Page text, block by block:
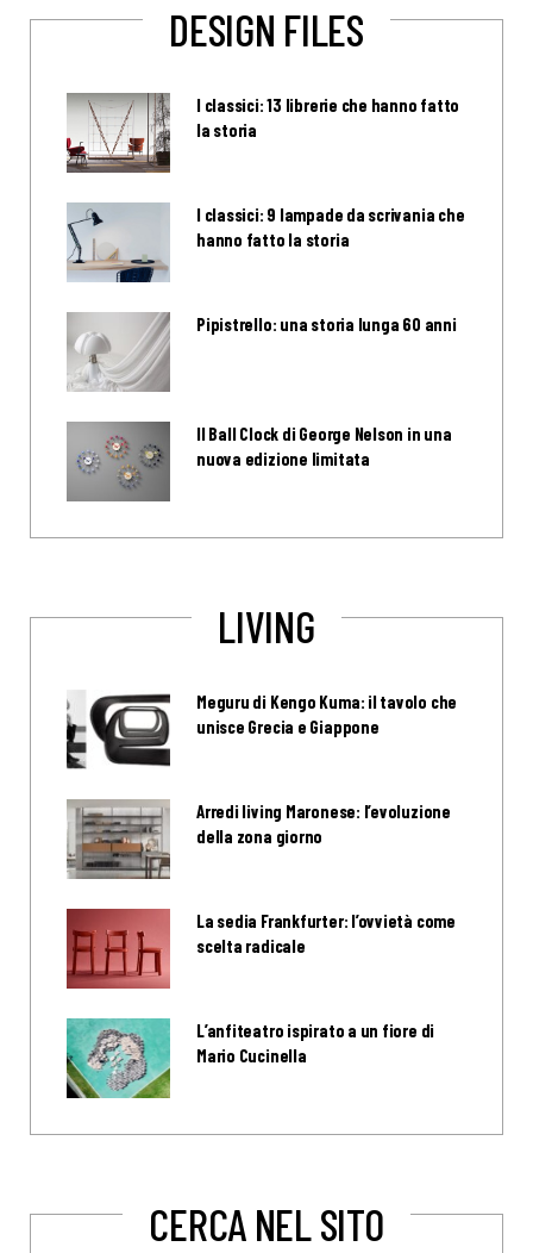
DESIGN FILES
I classici: 13 librerie che hanno fatto
la storia
I classici: 9 lampade da scrivania che
hanno fatto la storia
Pipistrello: una storia lunga 60 anni
Il Ball Clock di George Nelson in una
nuova edizione limitata
LIVING
Meguru di Kengo Kuma: il tavolo che
unisce Grecia e Giappone
Arredi living Maronese: l’evoluzione
della zona giorno
La sedia Frankfurter: l’ovvietà come
scelta radicale
L’anfiteatro ispirato a un fiore di
Mario Cucinella
CERCA NEL SITO